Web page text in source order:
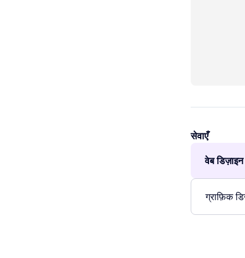
सेवाएँ
वेब
ग्राफ़िक